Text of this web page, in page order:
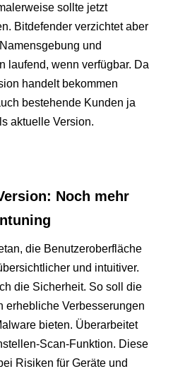
sollte jetzt
Bitdefender verzichtet aber
und
laufend, wenn verfügbar. Da
handelt bekommen
bestehende Kunden ja
aktuelle Version.
Noch mehr
die Benutzeroberfläche
und intuitiver.
die Sicherheit. So soll die
erhebliche Verbesserungen
bieten. Überarbeitet
Scan-Funktion. Diese
Risiken für Geräte und